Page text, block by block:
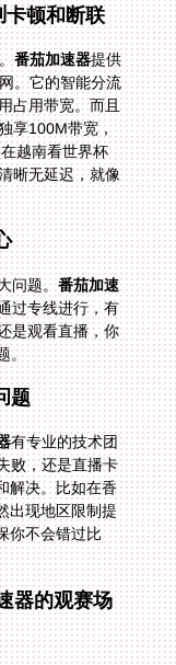
卡顿和断联
番茄加速器提供
稳定无限流量，不用担心看一半突然断网。它的智能分流
技术会优先保障直播流量，避免其他应用占用带宽。而且
还有精选的回国影音和游戏加速专线，独享100M带宽，
即便是4K高清直播也能流畅播放。比如在越南看世界杯
中文直播时，用番茄的专线加速，画面清晰无延迟，就像
问题。番茄加速
过专线进行，有
是观看直播，你
。
题
有专业的技术团
队提供实时售后保障。不管是线路连接失败，还是直播卡
顿，只要联系客服，就能得到快速响应和解决。比如在香
港看央视频世界杯中文直播时，如果突然出现地区限制提
示，客服会立即帮你切换最优线路，确保你不会错过比
器的观赛场